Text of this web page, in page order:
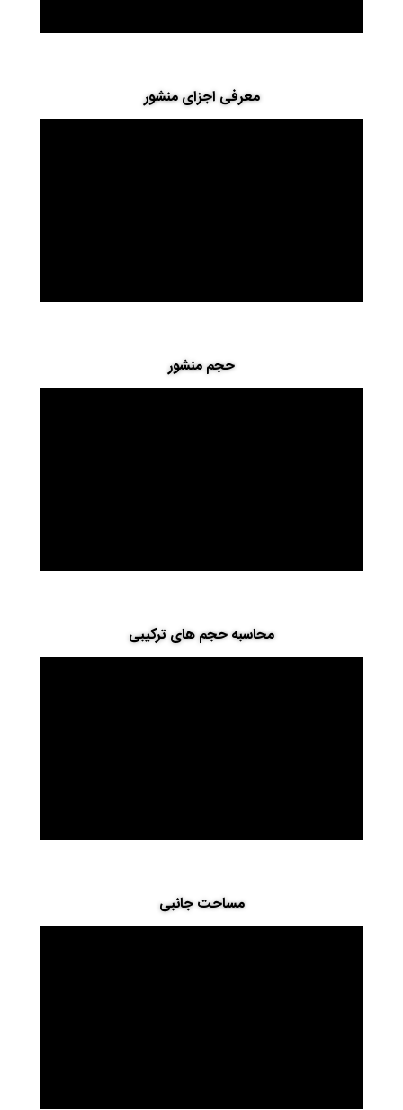
معرفی اجزای منشور
حجم منشور
محاسبه حجم های ترکیبی
مساحت جانبی